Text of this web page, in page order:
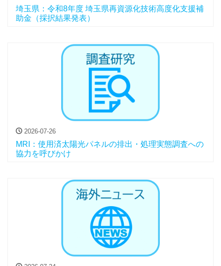
埼玉県：令和8年度 埼玉県再資源化技術高度化支援補
助金（採択結果発表）
2026-07-26
MRI：使用済太陽光パネルの排出・処理実態調査への
協力を呼びかけ